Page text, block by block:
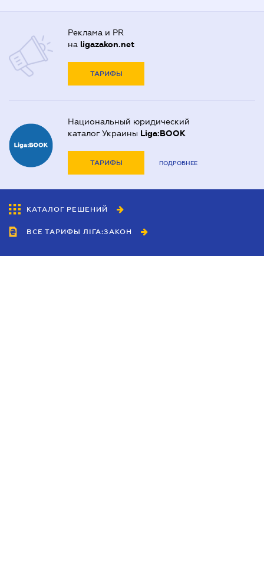
Реклама и PR
на ligazakon.net
ТАРИФЫ
Национальный юридический
каталог Украины Liga:BOOK
ТАРИФЫ ПОДРОБНЕЕ
КАТАЛОГ РЕШЕНИЙ
ВСЕ ТАРИФЫ ЛІГА:ЗАКОН